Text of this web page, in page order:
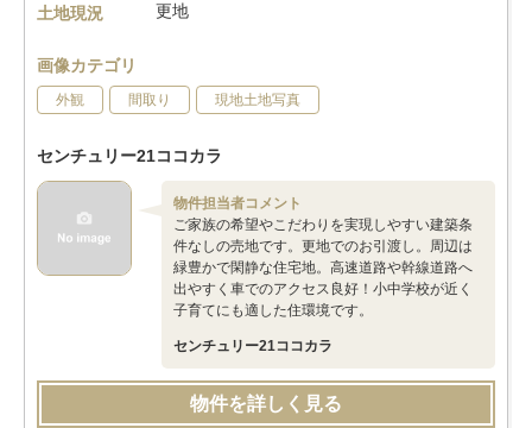
土地現況
更地
画像カテゴリ
外観 間取り 現地土地写真
センチュリー21ココカラ
物件担当者コメント
ご家族の希望やこだわりを実現しやすい建築条
件なしの売地です。更地でのお引渡し。周辺は
緑豊かで閑静な住宅地。高速道路や幹線道路へ
出やすく車でのアクセス良好！小中学校が近く
子育てにも適した住環境です。
センチュリー21ココカラ
物件を詳しく見る